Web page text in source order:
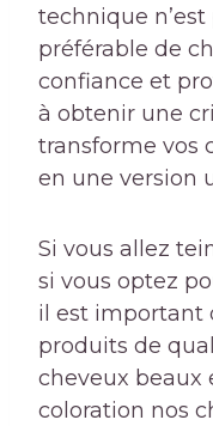
technique
préférable de
confiance et
à obtenir une
transforme vos
en une version
Si vous allez
si vous optez
il est important
produits de
cheveux beaux
coloration nos